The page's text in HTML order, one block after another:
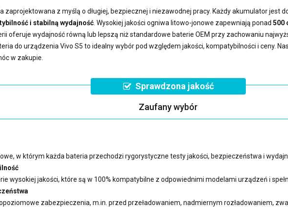
zaprojektowana z myślą o długiej, bezpiecznej i niezawodnej pracy. Każdy akumulator jest
i stabilną wydajność . Wysokiej jakości ogniwa litowo-jonowe zapewniają ponad 500
oferuje wydajność równą lub lepszą niż standardowe baterie OEM przy zachowaniu
do urządzenia Vivo S5 to idealny wybór pod względem jakości, kompatybilności i ceny.
w zakupie.
Sprawdzona jakość
Zaufany wybór
w którym każda bateria przechodzi rygorystyczne testy jakości, bezpieczeństwa i
wysokiej jakości, które są w 100% kompatybilne z odpowiednimi modelami urządzeń i
zabezpieczenia, m.in. przed przeładowaniem, nadmiernym rozładowaniem,